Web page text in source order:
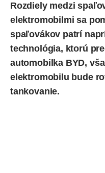
Rozdiely medzi
elektromobilmi sa
spaľovákov patrí
technológia, ktorú
automobilka BYD,
elektromobilu bude
tankovanie.